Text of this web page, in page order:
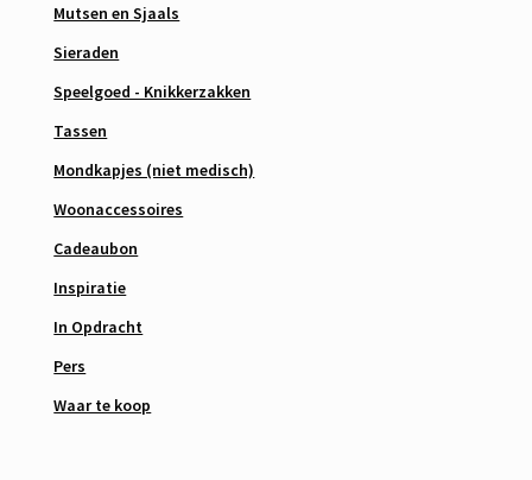
Mutsen en Sjaals
Sieraden
Speelgoed - Knikkerzakken
Tassen
Mondkapjes (niet medisch)
Woonaccessoires
Cadeaubon
Inspiratie
In Opdracht
Pers
Waar te koop